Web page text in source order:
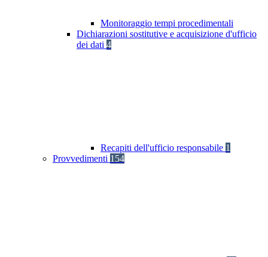
Monitoraggio tempi procedimentali
Dichiarazioni sostitutive e acquisizione d'ufficio
dei dati 4
Recapiti dell'ufficio responsabile 1
Provvedimenti 154